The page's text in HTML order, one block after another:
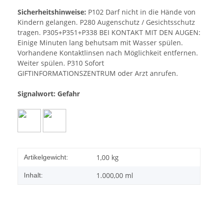
Sicherheitshinweise: P102 Darf nicht in die Hände von
Kindern gelangen. P280 Augenschutz / Gesichtsschutz
tragen. P305+P351+P338 BEI KONTAKT MIT DEN AUGEN:
Einige Minuten lang behutsam mit Wasser spülen.
Vorhandene Kontaktlinsen nach Möglichkeit entfernen.
Weiter spülen. P310 Sofort
GIFTINFORMATIONSZENTRUM oder Arzt anrufen.
Signalwort: Gefahr
Artikelgewicht: 1,00 kg
Inhalt: 1.000,00 ml